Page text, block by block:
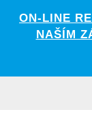
ON-LINE
NAŠÍM